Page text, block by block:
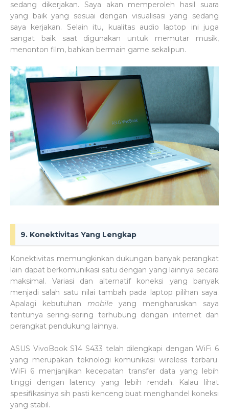
sedang dikerjakan. Saya akan memperoleh hasil suara
yang baik yang sesuai dengan visualisasi yang sedang
saya kerjakan. Selain itu, kualitas audio laptop ini juga
sangat baik saat digunakan untuk memutar musik,
menonton film, bahkan bermain game sekalipun.
9. Konektivitas Yang Lengkap
Konektivitas memungkinkan dukungan banyak perangkat
lain dapat berkomunikasi satu dengan yang lainnya secara
maksimal. Variasi dan alternatif koneksi yang banyak
menjadi salah satu nilai tambah pada laptop pilihan saya.
Apalagi kebutuhan mobile yang mengharuskan saya
tentunya sering-sering terhubung dengan internet dan
perangkat pendukung lainnya.
ASUS VivoBook S14 S433 telah dilengkapi dengan WiFi 6
yang merupakan teknologi komunikasi wireless terbaru.
WiFi 6 menjanjikan kecepatan transfer data yang lebih
tinggi dengan latency yang lebih rendah. Kalau lihat
spesifikasinya sih pasti kenceng buat menghandel koneksi
yang stabil.